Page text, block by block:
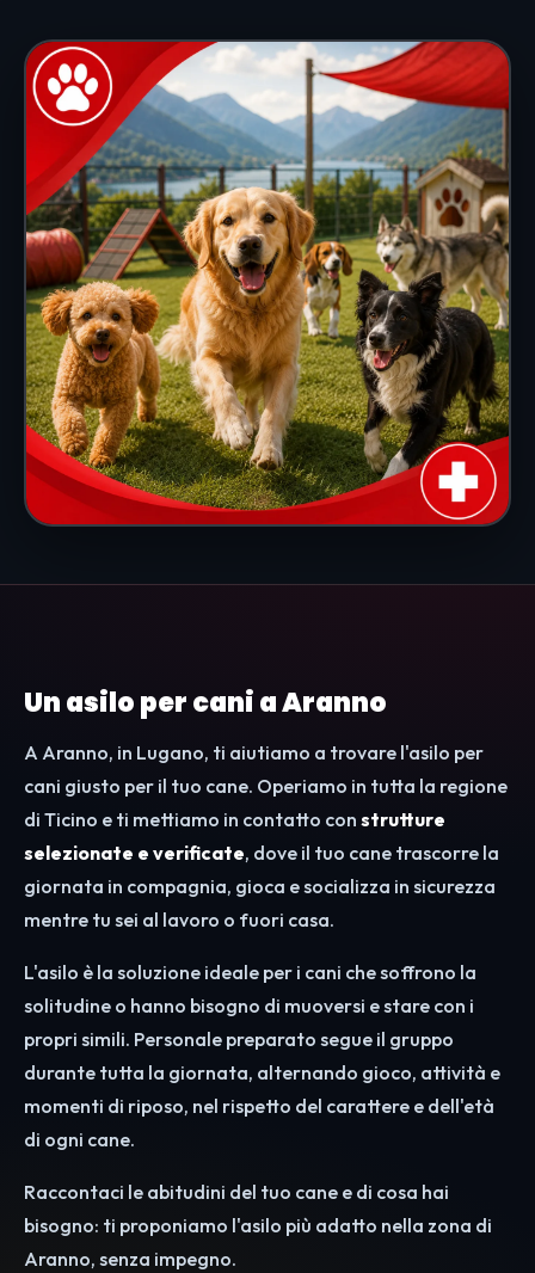
Un asilo per cani a Aranno
A Aranno, in Lugano, ti aiutiamo a trovare l'asilo per
cani giusto per il tuo cane. Operiamo in tutta la regione
di Ticino e ti mettiamo in contatto con strutture
selezionate e verificate, dove il tuo cane trascorre la
giornata in compagnia, gioca e socializza in sicurezza
mentre tu sei al lavoro o fuori casa.
L'asilo è la soluzione ideale per i cani che soffrono la
solitudine o hanno bisogno di muoversi e stare con i
propri simili. Personale preparato segue il gruppo
durante tutta la giornata, alternando gioco, attività e
momenti di riposo, nel rispetto del carattere e dell'età
di ogni cane.
Raccontaci le abitudini del tuo cane e di cosa hai
bisogno: ti proponiamo l'asilo più adatto nella zona di
Aranno, senza impegno.